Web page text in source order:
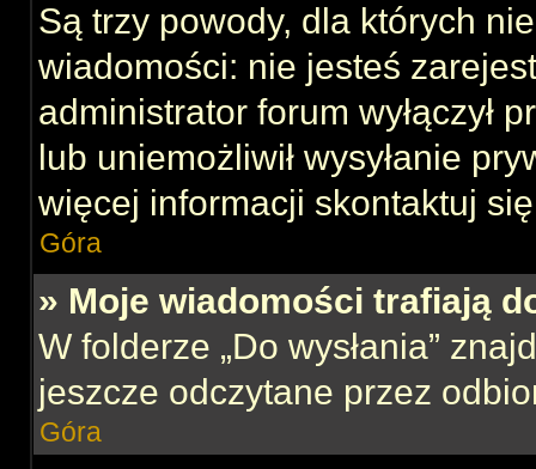
Są trzy powody, dla których
wiadomości: nie jesteś
administrator forum wyłączył
lub uniemożliwił wysyłanie
więcej informacji skontaktuj
Góra
» Moje wiadomości trafiają
W folderze „Do wysłania”
jeszcze odczytane przez
Góra